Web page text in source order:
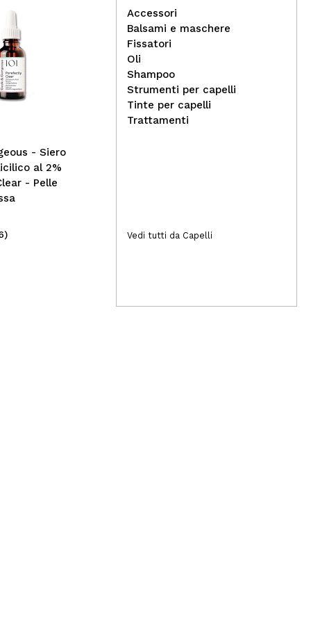
- Siero
al 2%
- Pelle
Meisani - Siero antietà e
rinnovamento Retinol Blue
Elixir
(4)
Accessori
Balsami e maschere
Fissatori
Oli
Shampoo
Strumenti per capelli
Tinte per capelli
Trattamenti
Vedi tutti da Capelli